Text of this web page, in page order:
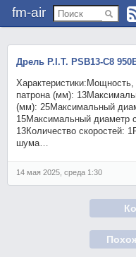
fm-air
Дрель P.I.T. PSB13-C8
патрона (мм):
(мм): 25Максимальный
15Максимальный диаметр
13Количество скоростей:
шума…
14 мая 2025, среда 1:30